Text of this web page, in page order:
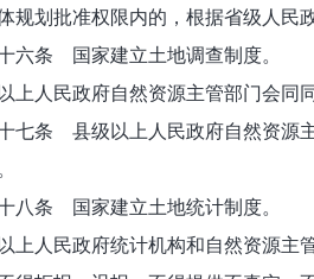
规划批准权限内的，根据省级人民
条 国家建立土地调查制度。
人民政府自然资源主管部门会同同
条 县级以上人民政府自然资源主
条 国家建立土地统计制度。
人民政府统计机构和自然资源主管